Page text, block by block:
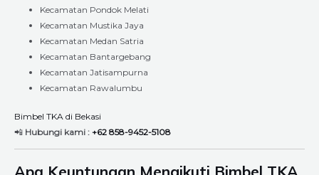
Kecamatan Pondok Melati
Kecamatan Mustika Jaya
Kecamatan Medan Satria
Kecamatan Bantargebang
Kecamatan Jatisampurna
Kecamatan Rawalumbu
Bimbel TKA di Bekasi
📲 Hubungi kami : +62 858-9452-5108
Apa Keuntungan Mengikuti Bimbel TKA